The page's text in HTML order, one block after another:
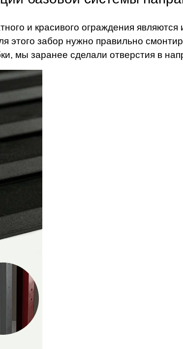
и красивого ограждения
этого забор нужно правильно
мы заранее сделали отверстия в